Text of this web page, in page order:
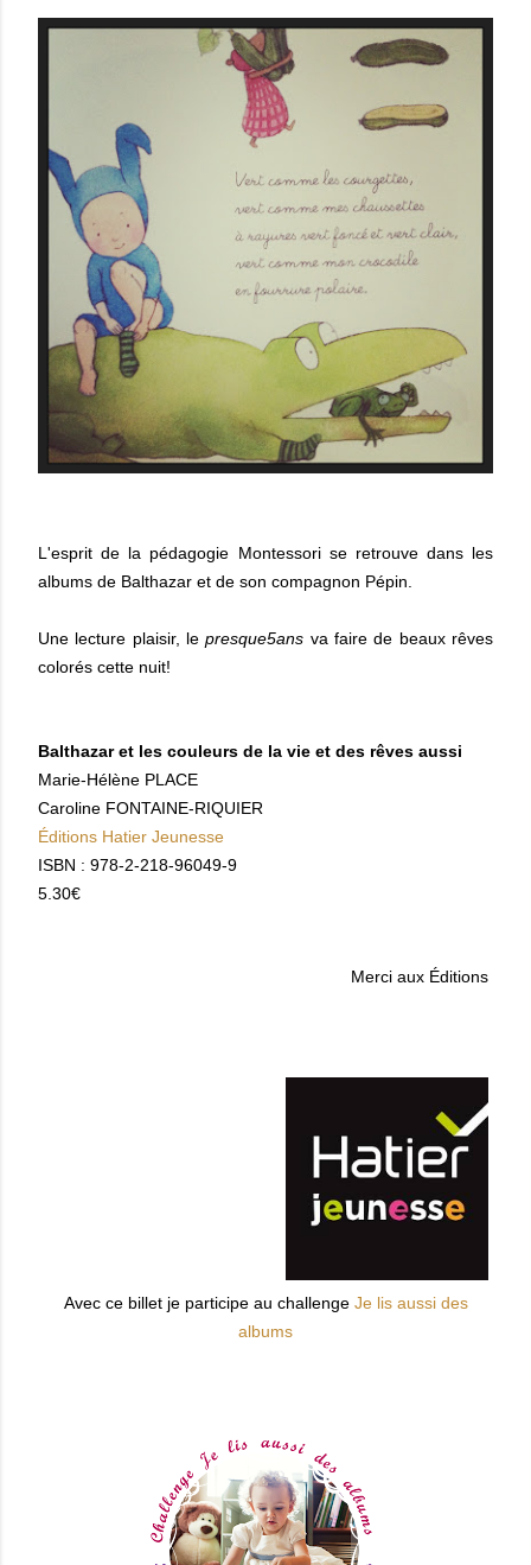
L'esprit de la pédagogie Montessori se retrouve dans les
albums de Balthazar et de son compagnon Pépin.
Une lecture plaisir, lepresque5ans va faire de beaux rêves
colorés cette nuit!
Balthazar et les couleurs de la vie et des rêves aussi
Marie-Hélène PLACE
Caroline FONTAINE-RIQUIER
Éditions Hatier Jeunesse
ISBN : 978-2-218-96049-9
5.30€
Merci aux Éditions
Avec ce billet je participe au challenge Je lis aussi des
albums